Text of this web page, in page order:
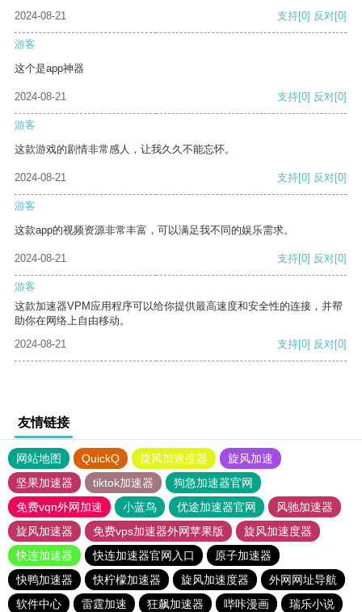
2024-08-21
支持[0] 反对[0]
游客
这个是app神器
2024-08-21 支持[0] 反对[0]
游客
这款游戏的剧情非常感人，让我久久不能忘怀。
2024-08-21 支持[0] 反对[0]
游客
这款app的视频资源非常丰富，可以满足我不同的娱乐需求。
2024-08-21 支持[0] 反对[0]
游客
这款加速器VPM应用程序可以给你提供最高速度和安全性的连接，并帮
助你在网络上自由移动。
2024-08-21
支持[0] 反对[0]
友情链接
网站地图 QuickQ 旋风加速度器
旋风加速
坚果加速器
tiktok加速器
狗急加速器官网
免费vqn外网加速
小蓝鸟 优途加速器官网
风驰加速器
旋风加速器
免费vps加速器外网苹果版
旋风加速度器
快连加速器
快连加速器官网入口
原子加速器
快鸭加速器
快柠檬加速器 旋风加速度器
外网网址导航
软件中心
雷霆加速 狂飙加速器 哔咔漫画 瑞乐小说